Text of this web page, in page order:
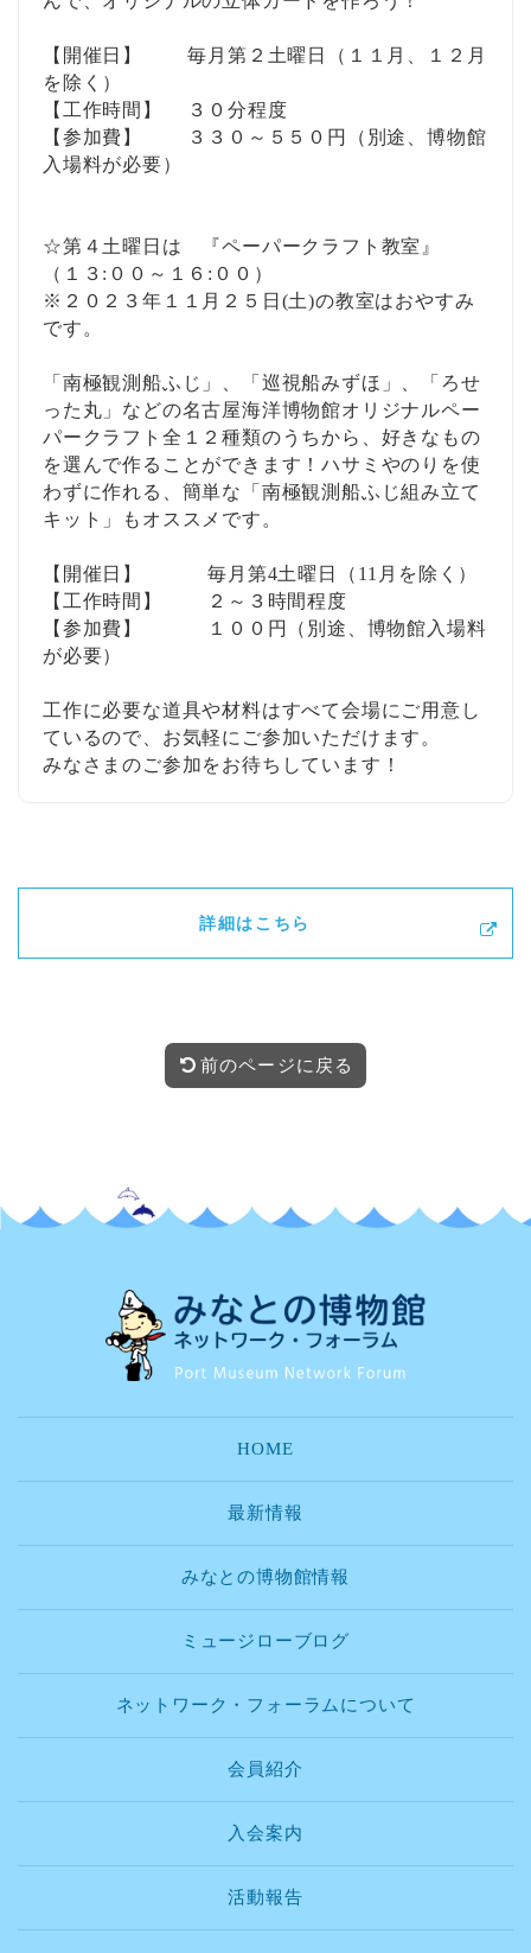
【開催日】 毎月第２土曜日（１１月、１２月
を除く）
【工作時間】 ３０分程度
【参加費】 ３３０～５５０円（別途、博物館
入場料が必要）
☆第４土曜日は 『ペーパークラフト教室』
（１３:００～１６:００）
※２０２３年１１月２５日(土)の教室はおやすみ
です。
「南極観測船ふじ」、「巡視船みずほ」、「ろせ
った丸」などの名古屋海洋博物館オリジナルペー
パークラフト全１２種類のうちから、好きなもの
を選んで作ることができます！ハサミやのりを使
わずに作れる、簡単な「南極観測船ふじ組み立て
キット」もオススメです。
【開催日】 毎月第4土曜日（11月を除く）
【工作時間】 ２～３時間程度
【参加費】 １００円（別途、博物館入場料
が必要）
工作に必要な道具や材料はすべて会場にご用意し
ているので、お気軽にご参加いただけます。
みなさまのご参加をお待ちしています！
詳細はこちら
前のページに戻る
HOME
最新情報
みなとの博物館情報
ミュージローブログ
ネットワーク・フォーラムについて
会員紹介
入会案内
活動報告